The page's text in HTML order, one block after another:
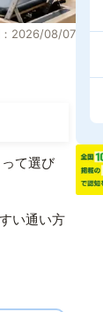
2026/08/07
て選び
い通い方